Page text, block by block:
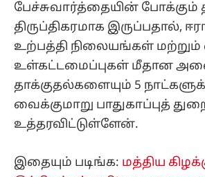
பேச்சுவார்த்தையின்
திருப்திகரமாக இருப்பதால்,
உற்பத்தி நிலையங்கள் மற்றும்
உள்கட்டமைப்புகள் மீதான
தாக்குதல்களையும் 5
வைக்குமாறு பாதுகாப்புத்
உத்தரவிட்டுள்ளேன்.
இதையும் படிங்க: மத்திய